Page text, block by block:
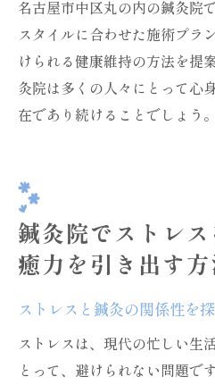
名古屋市中区丸の内の鍼灸院
スタイルに合わせた施術プラ
けられる健康維持の方法を提
灸院は多くの人々にとって心
在であり続けることでしょう。
鍼灸院でストレ
癒力を引き出す方
ストレスと鍼灸の関係性を
ストレスは、現代の忙しい生
とって、避けられない問題で